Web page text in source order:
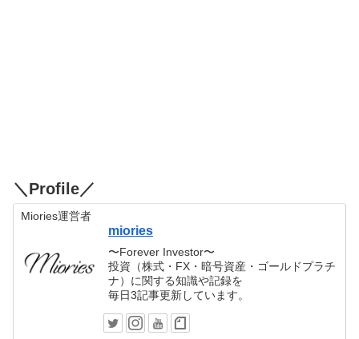
＼Profile／
Miories運営者
miories
〜Forever Investor〜
投資（株式・FX・暗号資産・ゴールドプラチ
ナ）に関する知識や記録を
毎日3記事更新しています。